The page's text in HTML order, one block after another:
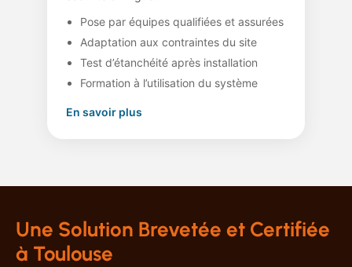
Pose par équipes qualifiées et assurées
Adaptation aux contraintes du site
Test d’étanchéité après installation
Formation à l’utilisation du système
En savoir plus
Une Solution Brevetée et Certifiée
à Toulouse